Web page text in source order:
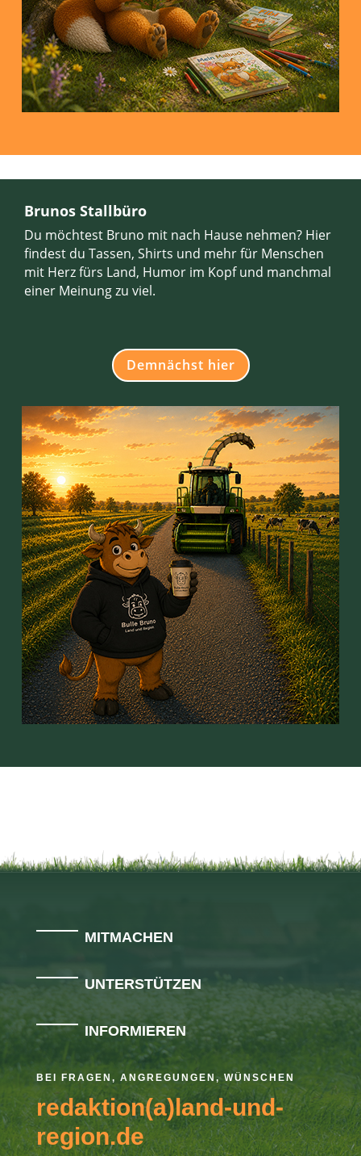
Brunos Stallbüro
Du möchtest Bruno mit nach Hause nehmen? Hier
findest du Tassen, Shirts und mehr für Menschen
mit Herz fürs Land, Humor im Kopf und manchmal
einer Meinung zu viel.
Demnächst hier
MITMACHEN
UNTERSTÜTZEN
INFORMIEREN
BEI FRAGEN, ANGREGUNGEN, WÜNSCHEN
redaktion(a)land-und-
region.de